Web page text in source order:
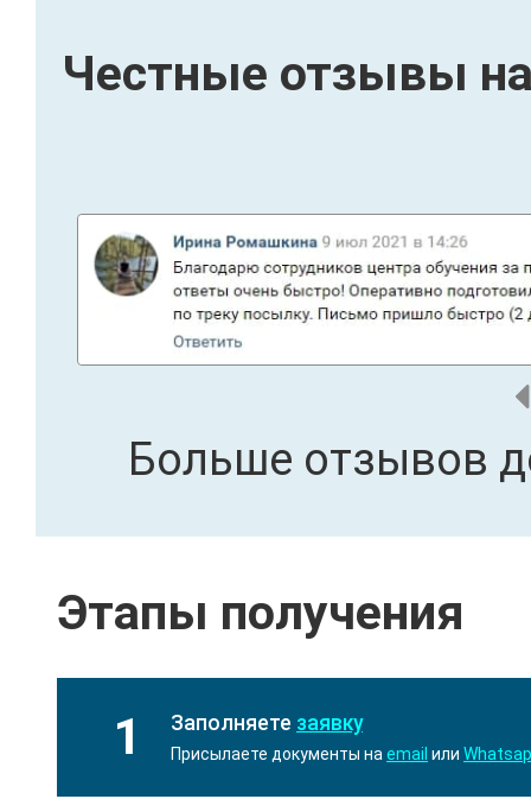
Честные отзывы
Больше отзывов
Этапы получения
1 Заполняете заявку
Присылаете документы на email или